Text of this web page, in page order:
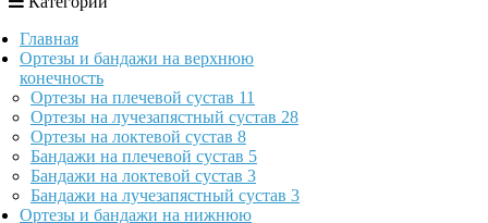
Главная
Ортезы и бандажи на верхнюю
конечность
Ортезы на плечевой сустав 11
Ортезы на лучезапястный сустав 28
Ортезы на локтевой сустав 8
Бандажи на плечевой сустав 5
Бандажи на локтевой сустав 3
Бандажи на лучезапястный сустав 3
Ортезы и бандажи на нижнюю